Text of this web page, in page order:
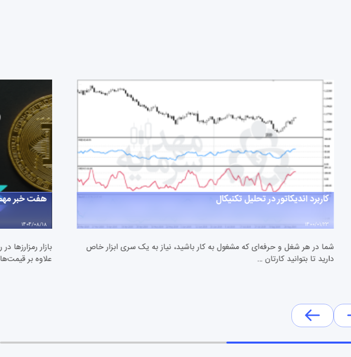
کاربرد اندیکاتور در تحلیل تکنیکال
1400/01/23
شما در هر شغل و حرفه‌ای که مشغول به کار باشید، نیاز به یک سری ابزار خاص
دارید تا بتوانید کارتان …
هفت خبر مهم کریپتو
1404/08/18
بازار
علاوه بر